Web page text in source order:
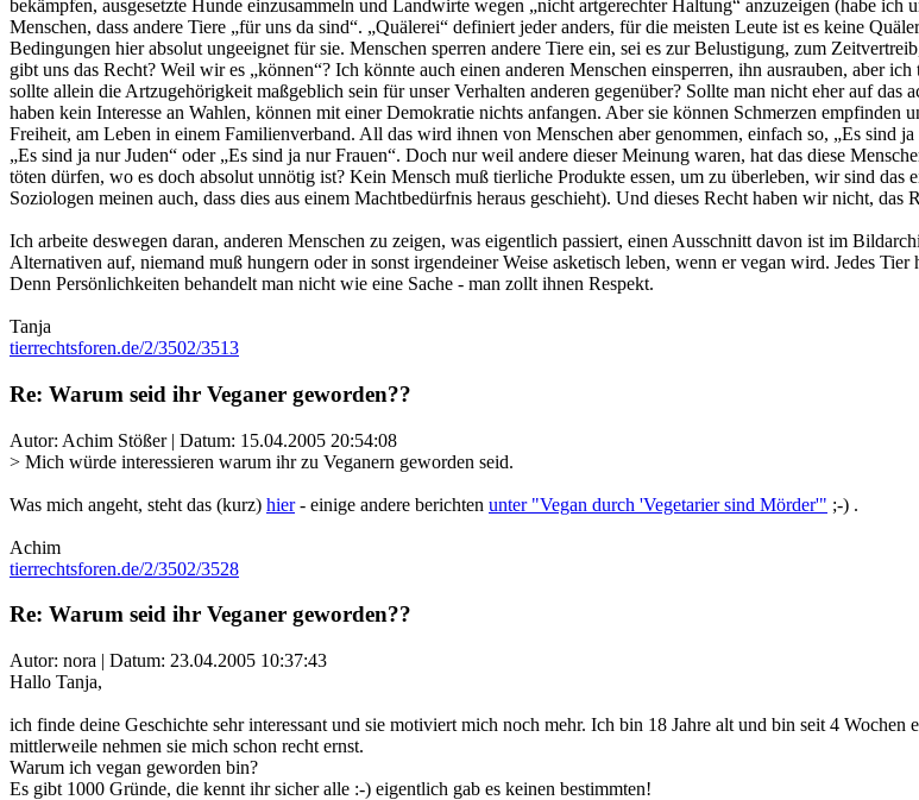
bekämpfen, ausgesetzte Hunde einzusammeln und Landwirte wegen „nicht artgerechter Haltung“ anzuzeigen (habe
Menschen, dass andere Tiere „für uns da sind“. „Quälerei“ definiert jeder anders, für die meisten Leute ist es keine
Bedingungen hier absolut ungeeignet für sie. Menschen sperren andere Tiere ein, sei es zur Belustigung, zum
gibt uns das Recht? Weil wir es „können“? Ich könnte auch einen anderen Menschen einsperren, ihn ausrauben, aber
sollte allein die Artzugehörigkeit maßgeblich sein für unser Verhalten anderen gegenüber? Sollte man nicht eher auf
haben kein Interesse an Wahlen, können mit einer Demokratie nichts anfangen. Aber sie können Schmerzen empfinden
Freiheit, am Leben in einem Familienverband. All das wird ihnen von Menschen aber genommen, einfach so, „Es sind
„Es sind ja nur Juden“ oder „Es sind ja nur Frauen“. Doch nur weil andere dieser Meinung waren, hat das diese
töten dürfen, wo es doch absolut unnötig ist? Kein Mensch muß tierliche Produkte essen, um zu überleben, wir sind
Soziologen meinen auch, dass dies aus einem Machtbedürfnis heraus geschieht). Und dieses Recht haben wir nicht,
Ich arbeite deswegen daran, anderen Menschen zu zeigen, was eigentlich passiert, einen Ausschnitt davon ist im
Alternativen auf, niemand muß hungern oder in sonst irgendeiner Weise asketisch leben, wenn er vegan wird. Jedes
Denn Persönlichkeiten behandelt man nicht wie eine Sache - man zollt ihnen Respekt.
Tanja
tierrechtsforen.de/2/3502/3513
Re: Warum seid ihr Veganer geworden??
Autor: Achim Stößer | Datum: 15.04.2005 20:54:08
> Mich würde interessieren warum ihr zu Veganern geworden seid.
Was mich angeht, steht das (kurz) hier- einige andere berichten unter "Vegan durch 'Vegetarier sind Mörder'" ;-) .
Achim
tierrechtsforen.de/2/3502/3528
Re: Warum seid ihr Veganer geworden??
Autor: nora | Datum: 23.04.2005 10:37:43
Hallo Tanja,
ich finde deine Geschichte sehr interessant und sie motiviert mich noch mehr. Ich bin 18 Jahre alt und bin seit 4
mittlerweile nehmen sie mich schon recht ernst.
Warum ich vegan geworden bin?
Es gibt 1000 Gründe, die kennt ihr sicher alle :-) eigentlich gab es keinen bestimmten!